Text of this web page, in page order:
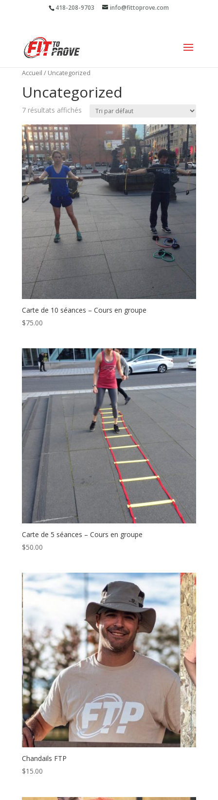
418-208-9703 info@fittoprove.com
Accueil / Uncategorized
Uncategorized
7 résultats affichés
Carte de 10 séances – Cours en groupe
$75.00
Carte de 5 séances – Cours en groupe
$50.00
Chandails FTP
$15.00